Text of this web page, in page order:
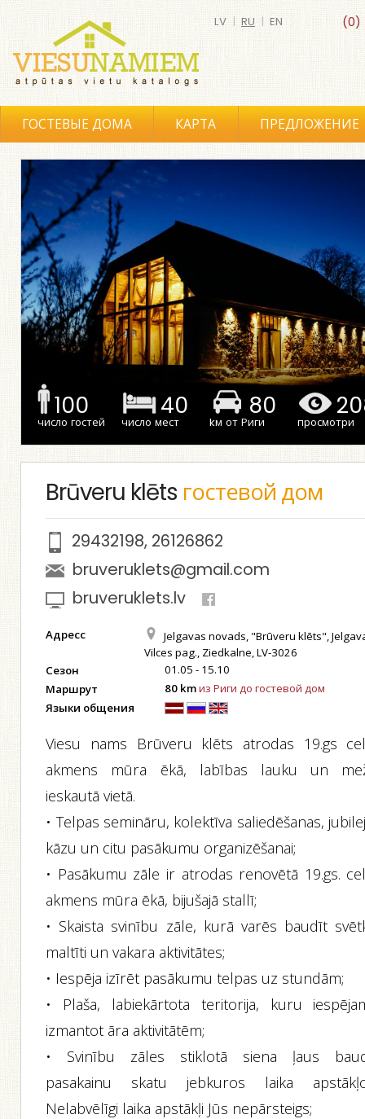
(0)
LV | RU | EN
ГОСТЕВЫЕ ДОМА КАРТА ПРЕДЛОЖЕНИЕ
100
число гостей
40
число мест
80
kм от Риги просмотри
Brūveru klēts гостевой дом
29432198, 26126862
bruveruklets@gmail.com
bruveruklets.lv
Адресс
Jelgavas novads, "Brūveru klēts",
Vilces pag., Ziedkalne, LV-3026
Сезон 01.05 - 15.10
Маршрут 80 kmиз Риги до гостевой дом
Языки общения
Viesu nams Brūveru klēts atrodas 19.gs
akmens mūra ēkā, labības lauku un
ieskautā vietā.
• Telpas semināru, kolektīva saliedēšanas,
kāzu un citu pasākumu organizēšanai;
• Pasākumu zāle ir atrodas renovētā 19.gs.
akmens mūra ēkā, bijušajā stallī;
• Skaista svinību zāle, kurā varēs baudīt
maltīti un vakara aktivitātes;
• Iespēja izīrēt pasākumu telpas uz stundām;
• Plaša, labiekārtota teritorija, kuru
izmantot āra aktivitātēm;
• Svinību zāles stiklotā siena ļaus
pasakainu skatu jebkuros laika
Nelabvēlīgi laika apstākļi Jūs nepārsteigs;